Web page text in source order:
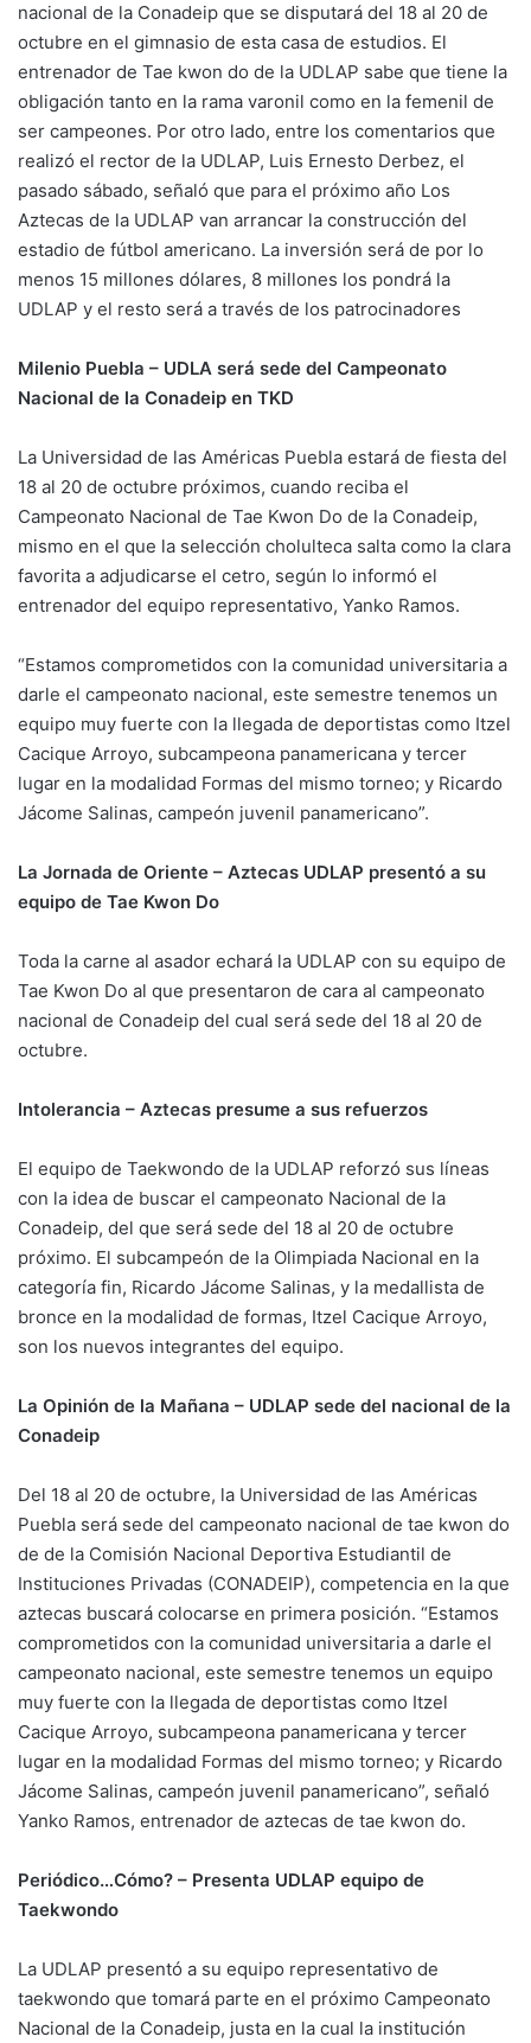
nacional de la Conadeip que se disputará del 18 al 20 de
octubre en el gimnasio de esta casa de estudios. El
entrenador de Tae kwon do de la UDLAP sabe que tiene la
obligación tanto en la rama varonil como en la femenil de
ser campeones. Por otro lado, entre los comentarios que
realizó el rector de la UDLAP, Luis Ernesto Derbez, el
pasado sábado, señaló que para el próximo año Los
Aztecas de la UDLAP van arrancar la construcción del
estadio de fútbol americano. La inversión será de por lo
menos 15 millones dólares, 8 millones los pondrá la
UDLAP y el resto será a través de los patrocinadores
Milenio Puebla – UDLA será sede del Campeonato
Nacional de la Conadeip en TKD
La Universidad de las Américas Puebla estará de fiesta del
18 al 20 de octubre próximos, cuando reciba el
Campeonato Nacional de Tae Kwon Do de la Conadeip,
mismo en el que la selección cholulteca salta como la clara
favorita a adjudicarse el cetro, según lo informó el
entrenador del equipo representativo, Yanko Ramos.
“Estamos comprometidos con la comunidad universitaria a
darle el campeonato nacional, este semestre tenemos un
equipo muy fuerte con la llegada de deportistas como Itzel
Cacique Arroyo, subcampeona panamericana y tercer
lugar en la modalidad Formas del mismo torneo; y Ricardo
Jácome Salinas, campeón juvenil panamericano”.
La Jornada de Oriente – Aztecas UDLAP presentó a su
equipo de Tae Kwon Do
Toda la carne al asador echará la UDLAP con su equipo de
Tae Kwon Do al que presentaron de cara al campeonato
nacional de Conadeip del cual será sede del 18 al 20 de
octubre.
Intolerancia – Aztecas presume a sus refuerzos
El equipo de Taekwondo de la UDLAP reforzó sus líneas
con la idea de buscar el campeonato Nacional de la
Conadeip, del que será sede del 18 al 20 de octubre
próximo. El subcampeón de la Olimpiada Nacional en la
categoría fin, Ricardo Jácome Salinas, y la medallista de
bronce en la modalidad de formas, Itzel Cacique Arroyo,
son los nuevos integrantes del equipo.
La Opinión de la Mañana – UDLAP sede del nacional de la
Conadeip
Del 18 al 20 de octubre, la Universidad de las Américas
Puebla será sede del campeonato nacional de tae kwon do
de de la Comisión Nacional Deportiva Estudiantil de
Instituciones Privadas (CONADEIP), competencia en la que
aztecas buscará colocarse en primera posición. “Estamos
comprometidos con la comunidad universitaria a darle el
campeonato nacional, este semestre tenemos un equipo
muy fuerte con la llegada de deportistas como Itzel
Cacique Arroyo, subcampeona panamericana y tercer
lugar en la modalidad Formas del mismo torneo; y Ricardo
Jácome Salinas, campeón juvenil panamericano”, señaló
Yanko Ramos, entrenador de aztecas de tae kwon do.
Periódico…Cómo? – Presenta UDLAP equipo de
Taekwondo
La UDLAP presentó a su equipo representativo de
taekwondo que tomará parte en el próximo Campeonato
Nacional de la Conadeip, justa en la cual la institución